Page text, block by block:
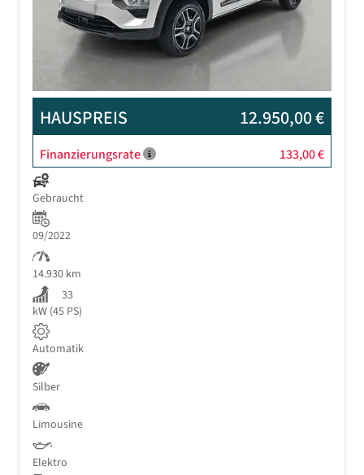
HAUSPREIS 12.950,00 €
Finanzierungsrate 133,00 €
Gebraucht
09/2022
14.930 km
33
kW (45 PS)
Automatik
Silber
Limousine
Elektro